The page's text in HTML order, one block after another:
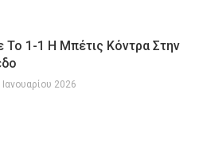
Το 1-1 Η Μπέτις Κόντρα Στην
Ιανουαρίου 2026